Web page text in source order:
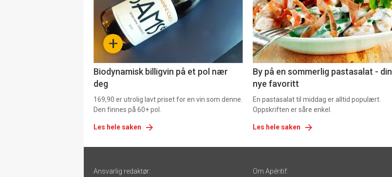
nå
-
+
Biodynamisk billigvin på et pol nær
deg
169,90 er utrolig lavt priset for en vin som denne.
Den finnes på 60+ pol.
Les hele saken
nå
-
5
By på en sommerlig pastasalat - din
nye favoritt
En pastasalat til middag er alltid populært.
Oppskriften er såre enkel.
Les hele saken
Ansvarlig redaktør: Om Apéritif: